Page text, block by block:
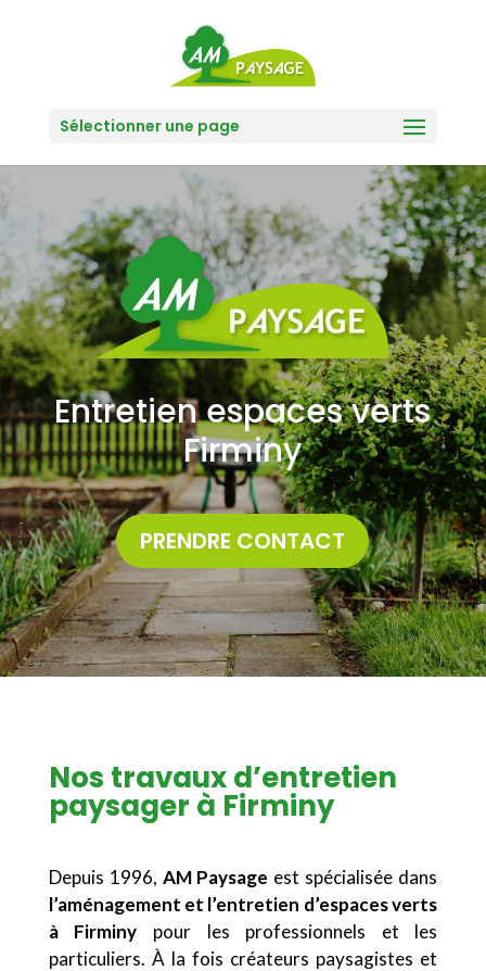
Sélectionner une page
Entretien espaces verts
Firminy
PRENDRE CONTACT
Nos travaux d’entretien
paysager à Firminy
Depuis 1996, AM Paysage est spécialisée dans
l’aménagement et l’entretien d’espaces verts
à Firminy pour les professionnels et les
particuliers. À la fois créateurs paysagistes et